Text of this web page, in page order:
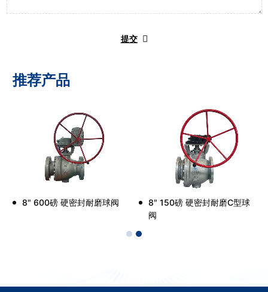
提交
推荐产品
8" 600磅 硬密封耐磨球阀
8" 150磅 硬密封耐磨C型球
阀